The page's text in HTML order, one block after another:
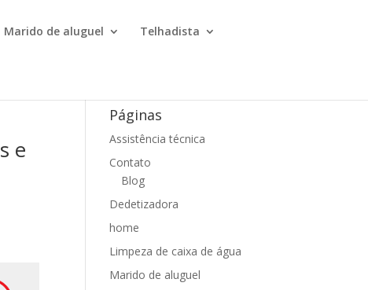
Marido de aluguel Telhadista
e
Páginas
Assistência técnica
Contato
Blog
Dedetizadora
home
Limpeza de caixa de água
Marido de aluguel